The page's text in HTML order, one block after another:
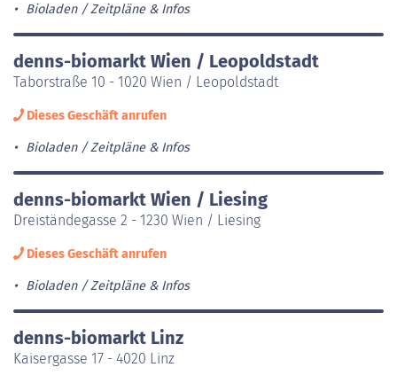
Bioladen Zeitpläne & Infos
denns-biomarkt Wien / Leopoldstadt
Taborstraße 10 - 1020 Wien / Leopoldstadt
Dieses Geschäft anrufen
Bioladen Zeitpläne & Infos
denns-biomarkt Wien / Liesing
Dreiständegasse 2 - 1230 Wien / Liesing
Dieses Geschäft anrufen
Bioladen Zeitpläne & Infos
denns-biomarkt Linz
Kaisergasse 17 - 4020 Linz